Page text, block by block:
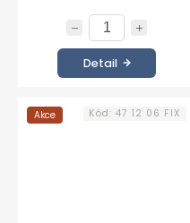
Detail
Akce Kód: 47 12 06 FIX